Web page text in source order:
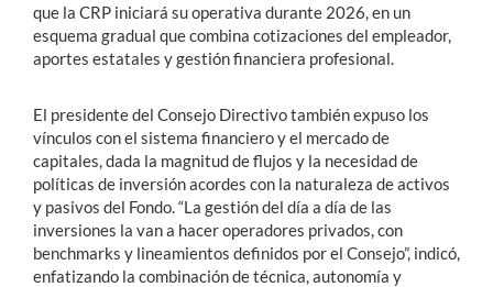
que la CRP iniciará su operativa durante 2026, en un
esquema gradual que combina cotizaciones del empleador,
aportes estatales y gestión financiera profesional.
El presidente del Consejo Directivo también expuso los
vínculos con el sistema financiero y el mercado de
capitales, dada la magnitud de flujos y la necesidad de
políticas de inversión acordes con la naturaleza de activos
y pasivos del Fondo. “La gestión del día a día de las
inversiones la van a hacer operadores privados, con
benchmarks y lineamientos definidos por el Consejo”, indicó,
enfatizando la combinación de técnica, autonomía y